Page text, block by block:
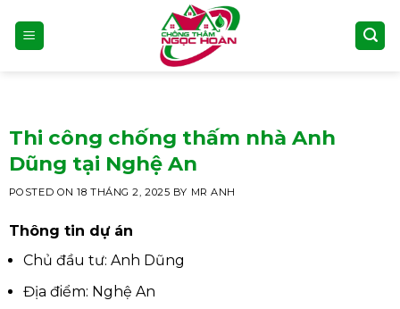
content
Thi công chống thấm nhà Anh
Dũng tại Nghệ An
POSTED ON18 THÁNG 2, 2025 BY MR ANH
Thông tin dự án
Chủ đầu tư: Anh Dũng
Địa điểm: Nghệ An